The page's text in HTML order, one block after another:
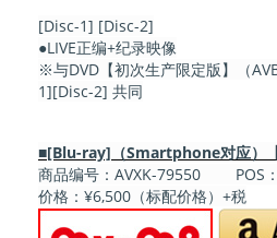
[Disc-1] [Disc-2]
●LIVE正编+纪录映像
※与DVD【初次生产限定版】（
1][Disc-2] 共同
■[Blu-ray]（Smartphone对应）【
商品编号：AVXK-79550 POS
价格：¥6,500（标配价格）+税